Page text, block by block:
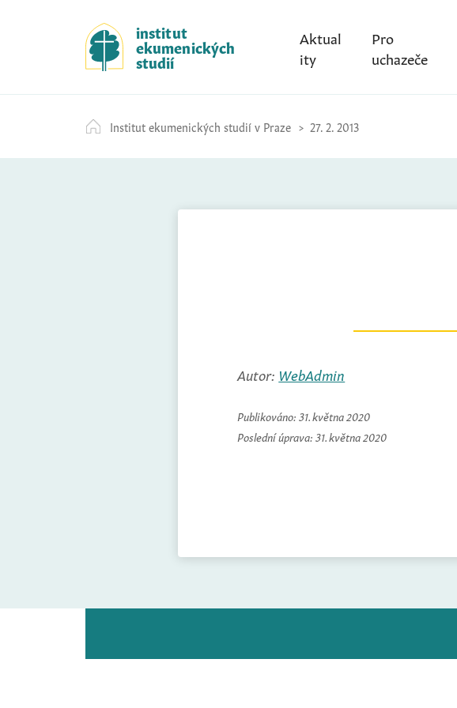
k
i
p
t
c
o
institut
ekumenických
studií
Aktual
ity
Pro
uchazeče
Institut ekumenických studií v Praze 27. 2. 2013
Autor: WebAdmin
Publikováno: 31. května 2020
Poslední úprava: 31. května 2020